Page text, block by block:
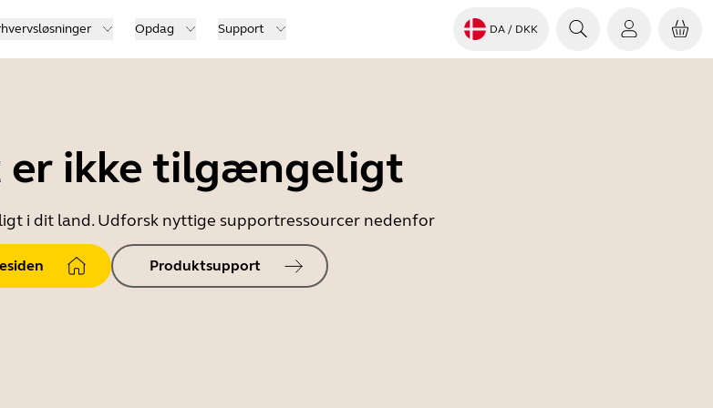
Opdag Support DA / DKK
er ikke tilgængeligt
i dit land. Udforsk nyttige supportressourcer nedenfor
Produktsupport